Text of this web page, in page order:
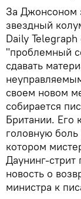
За Джонсоном
звездный
Daily Telegraph
"проблемный
сдавать
своем новом
собирается
Британии. Его
головную
котором
Даунинг-стрит
новость о
министра к